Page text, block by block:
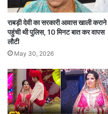
राबड़ी देवी का सरकारी आवास खाली कराने
पहुंची थी पुलिस, 10 मिनट बात कर वापस
लौटी
May 30, 2026